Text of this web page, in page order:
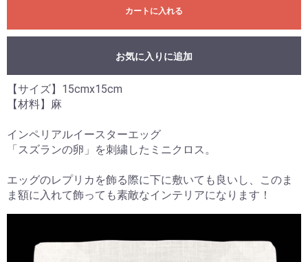
カートに入れる
お気に入りに追加
【サイズ】15cmx15cm
【材料】麻
インペリアルイースターエッグ
「スズランの卵」を刺繍したミニクロス。
エッグのレプリカを飾る際に下に敷いても良いし、このま
ま額に入れて飾っても素敵なインテリアになります！